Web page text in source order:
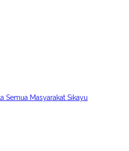
Semua Masyarakat Sikayu